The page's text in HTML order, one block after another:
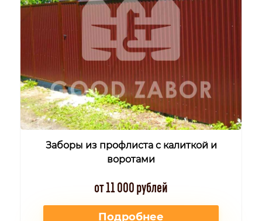
Заборы из профлиста с калиткой и
воротами
от 11 000 рублей
Подробнее